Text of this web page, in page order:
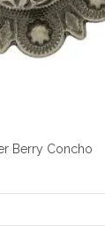
Berry Concho